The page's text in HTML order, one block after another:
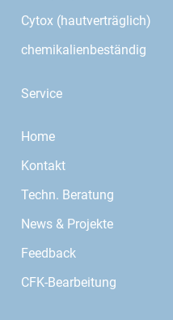
Cytox (hautverträglich)
chemikalienbeständig
Service
Home
Kontakt
Techn. Beratung
News & Projekte
Feedback
CFK-Bearbeitung